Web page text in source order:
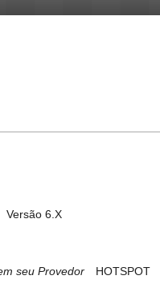
Versão 6.X
seu Provedor HOTSPOT